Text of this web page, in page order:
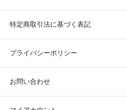
特定商取引法に基づく表記
プライバシーポリシー
お問い合わせ